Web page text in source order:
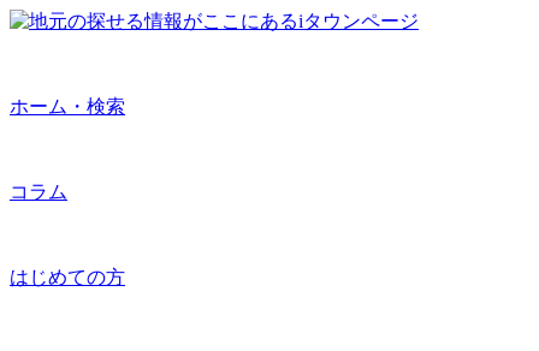
ホーム・検索
コラム
はじめての方